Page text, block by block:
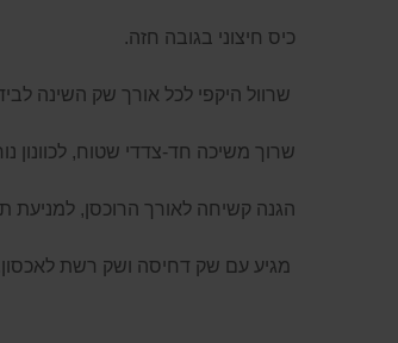
כיס חיצוני בגובה חזה.
שרוול היקפי לכל אורך שק השינה
שרוך משיכה חד-צדדי שטוח, לכוונון
הגנה קשיחה לאורך הרוכסן,
מגיע עם שק דחיסה ושק רשת לאכסון.